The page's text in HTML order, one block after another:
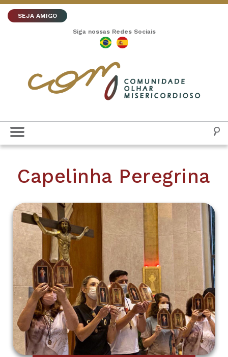
SEJA AMIGO
Siga nossas Redes Sociais
Capelinha Peregrina